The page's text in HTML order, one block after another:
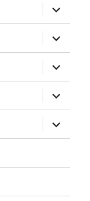
ouvrir
le
sous-
menu
ouvrir
le
sous-
menu
ouvrir
le
sous-
menu
ouvrir
le
sous-
menu
ouvrir
le
sous-